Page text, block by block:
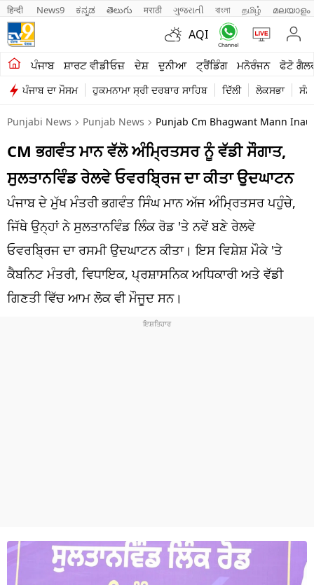
हिन्दी News9 ಕನ್ನಡ తెలుగు मराठी ગુજરાતી বাংলা தமிழ் മലയാളം
AQI
ਪੰਜਾਬ ਸ਼ਾਰਟ ਵੀਡੀਓਜ਼ ਦੇਸ਼ ਦੁਨੀਆ ਟ੍ਰੈਂਡਿੰਗ ਮਨੋਰੰਜਨ ਫੋਟੋ
ਪੰਜਾਬ ਦਾ ਮੌਸਮ ਹੁਕਮਨਾਮਾ ਸ੍ਰੀ ਦਰਬਾਰ ਸਾਹਿਬ ਦਿੱਲੀ ਲੋਕਸਭਾ
ਖੇਤੀਬਾੜੀ
ਸ਼ਾਰਟ ਵੀਡੀਓਜ਼
ਕਾਰੋਬਾਰ
ਕਰਿਅਰ
ਮਨੋਰੰਜਨ
ਦੇਸ਼
ਲਾਈਫ ਸਟਾਈਲ
ਪੰਜਾਬ
Punjabi News Punjab News Punjab Cm Bhagwant Mann
CM ਭਗਵੰਤ ਮਾਨ ਵੱਲੋ ਅੰਮ੍ਰਿਤਸਰ ਨੂੰ ਵੱਡੀ ਸੌਗਾਤ,
ਸੁਲਤਾਨਵਿੰਡ ਰੇਲਵੇ ਓਵਰਬ੍ਰਿਜ ਦਾ ਕੀਤਾ ਉਦਘਾਟਨ
ਪੰਜਾਬ ਦੇ ਮੁੱਖ ਮੰਤਰੀ ਭਗਵੰਤ ਸਿੰਘ ਮਾਨ ਅੱਜ ਅੰਮ੍ਰਿਤਸਰ ਪਹੁੰਚੇ,
ਜਿੱਥੇ ਉਨ੍ਹਾਂ ਨੇ ਸੁਲਤਾਨਵਿੰਡ ਲਿੰਕ ਰੋਡ 'ਤੇ ਨਵੇਂ ਬਣੇ ਰੇਲਵੇ
ਓਵਰਬ੍ਰਿਜ ਦਾ ਰਸਮੀ ਉਦਘਾਟਨ ਕੀਤਾ। ਇਸ ਵਿਸ਼ੇਸ਼ ਮੌਕੇ 'ਤੇ
ਕੈਬਨਿਟ ਮੰਤਰੀ, ਵਿਧਾਇਕ, ਪ੍ਰਸ਼ਾਸਨਿਕ ਅਧਿਕਾਰੀ ਅਤੇ ਵੱਡੀ
ਗਿਣਤੀ ਵਿੱਚ ਆਮ ਲੋਕ ਵੀ ਮੌਜੂਦ ਸਨ।